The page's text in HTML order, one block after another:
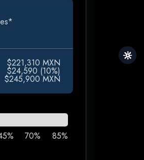
$245,900 MXN
$24,590 (10%)
$221,310 MXN
70%
85%